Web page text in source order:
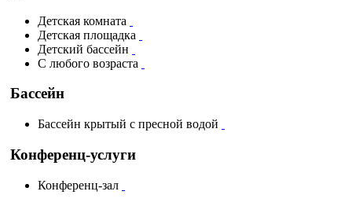
Детская комната
Детская площадка
Детский бассейн
С любого возраста
Бассейн
Бассейн крытый с пресной водой
Конференц-услуги
Конференц-зал